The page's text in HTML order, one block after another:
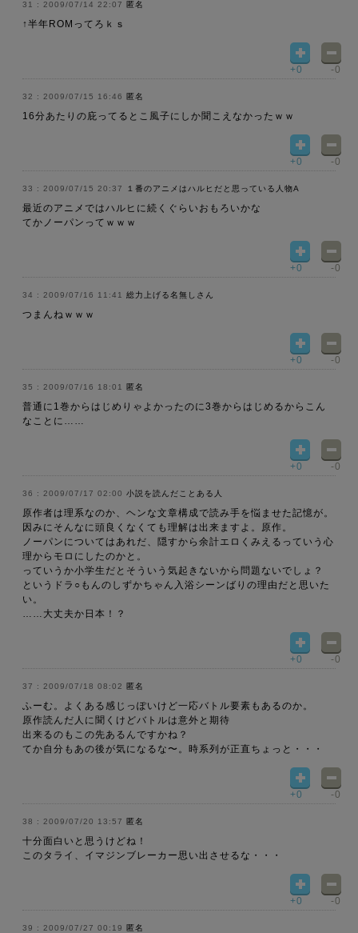
2009/07/14 22:07 匿名
↑半年ROMってろｋｓ
+0 -0
2009/07/15 16:46 匿名
16分あたりの庇ってるとこ風子にしか聞こえなかったｗｗ
+0 -0
2009/07/15 20:37 １番のアニメはハルヒだと思っている人物A
最近のアニメではハルヒに続くぐらいおもろいかな
てかノーパンってｗｗｗ
+0 -0
2009/07/16 11:41 総力上げる名無しさん
つまんねｗｗｗ
+0 -0
2009/07/16 18:01 匿名
普通に1巻からはじめりゃよかったのに3巻からはじめるからこん
なことに……
+0 -0
2009/07/17 02:00 小説を読んだことある人
原作者は理系なのか、ヘンな文章構成で読み手を悩ませた記憶が。
因みにそんなに頭良くなくても理解は出来ますよ。原作。
ノーパンについてはあれだ、隠すから余計エロくみえるっていう心
理からモロにしたのかと。
っていうか小学生だとそういう気起きないから問題ないでしょ？
というドラ○もんのしずかちゃん入浴シーンばりの理由だと思いた
い。
……大丈夫か日本！？
+0 -0
2009/07/18 08:02 匿名
ふーむ。よくある感じっぽいけど一応バトル要素もあるのか。
原作読んだ人に聞くけどバトルは意外と期待
出来るのもこの先あるんですかね？
てか自分もあの後が気になるな〜。時系列が正直ちょっと・・・
+0 -0
2009/07/20 13:57 匿名
十分面白いと思うけどね！
このタライ、イマジンブレーカー思い出させるな・・・
+0 -0
2009/07/27 00:19 匿名